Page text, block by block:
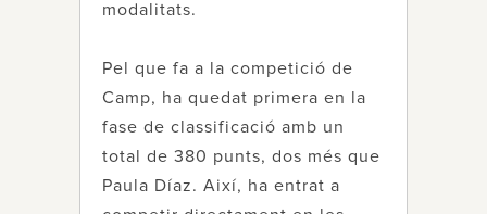
modalitats.
Pel que fa a la competició de
Camp, ha quedat primera en la
fase de classificació amb un
total de 380 punts, dos més que
Paula Díaz. Així, ha entrat a